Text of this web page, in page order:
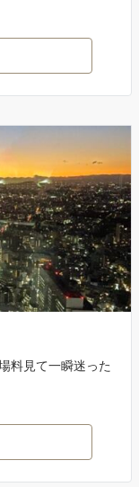
料見て一瞬迷った